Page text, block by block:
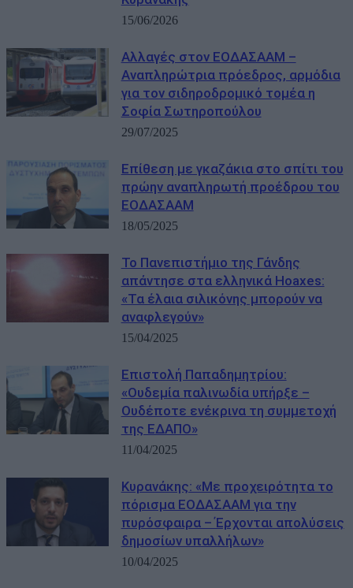
15/06/2026
Αλλαγές στον ΕΟΔΑΣΑΑΜ –
Αναπληρώτρια πρόεδρος, αρμόδια
για τον σιδηροδρομικό τομέα η
Σοφία Σωτηροπούλου
29/07/2025
Επίθεση με γκαζάκια στο σπίτι του
πρώην αναπληρωτή προέδρου του
ΕΟΔΑΣΑΑΜ
18/05/2025
Το Πανεπιστήμιο της Γάνδης
απάντησε στα ελληνικά Hoaxes:
«Τα έλαια σιλικόνης μπορούν να
αναφλεγούν»
15/04/2025
Επιστολή Παπαδημητρίου:
«Ουδεμία παλινωδία υπήρξε –
Ουδέποτε ενέκρινα τη συμμετοχή
της ΕΔΑΠΟ»
11/04/2025
Κυρανάκης: «Με προχειρότητα το
πόρισμα ΕΟΔΑΣΑΑΜ για την
πυρόσφαιρα – Έρχονται απολύσεις
δημοσίων υπαλλήλων»
10/04/2025